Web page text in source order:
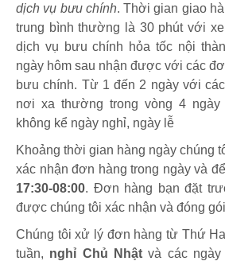
dịch vụ bưu chính. Thời gian giao
trung bình thường là 30 phút với
dịch vụ bưu chính hỏa tốc nội
ngày hôm sau nhận được với các
bưu chính. Từ 1 đến 2 ngày với
nơi xa thường trong vòng 4
không kể ngày nghỉ, ngày lễ
Khoảng thời gian hàng ngày chúng
xác nhận đơn hàng trong ngày và
17:30-08:00. Đơn hàng bạn đặt
được chúng tôi xác nhận và đóng
Chúng tôi xử lý đơn hàng từ Thứ
tuần, nghỉ Chủ Nhậtvà các ngày